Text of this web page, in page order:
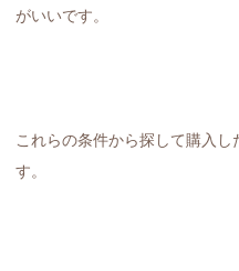
がいいです。
これらの条件から探して購入し
す。